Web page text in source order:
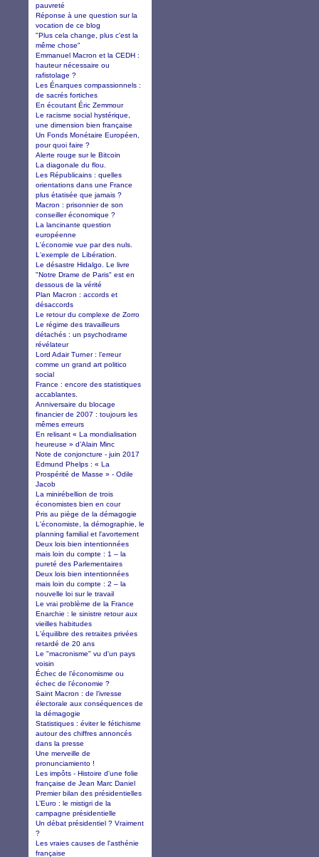
pauvreté
Réponse à une question sur la
vocation de ce blog
"Plus cela change, plus c'est la
même chose"
Emmanuel Macron et la CEDH :
hauteur nécessaire ou
rafistolage ?
Les Énarques compassionnels :
de sacrés fortiches
En écoutant Éric Zemmour
Le racisme social hystérique,
une dimension bien française
Un Fonds Monétaire Européen,
pour quoi faire ?
Alerte rouge sur le Bitcoin
La diagonale du flou.
Les Républicains : quelles
orientations dans une France
plus étatisée que jamais ?
Macron : prisonnier de son
conseiller économique ?
La lancinante question
européenne
L'économie vue par des nuls.
L'exemple de Libération.
Le désastre Hidalgo. Le livre
"Notre Drame de Paris" est en
dessous de la vérité
Plan Macron : accords et
désaccords
Le retour du complexe de Zorro
Le régime des travailleurs
détachés : un psychodrame
révélateur
Lord Adair Turner : l’erreur
comme un grand art politico
social
France : encore des statistiques
accablantes.
Anniversaire du blocage
financier de 2007 : toujours les
mêmes erreurs
En relisant « La mondialisation
heureuse » d’Alain Minc
Note de conjoncture - juin 2017
Edmund Phelps : « La
Prospérité de Masse » - Odile
Jacob
La minirébellion de trois
économistes bien en cour
Pris au piège de la démagogie
L'économiste, la démographie, le
planning familial et l'avortement
Deux lois bien intentionnées
mais loin du compte : 1 – la
pureté des Parlementaires
Deux lois bien intentionnées
mais loin du compte : 2 – la
nouvelle loi sur le travail
Le vrai problème de la France
Enarchie : le sinistre retour aux
vieilles habitudes
L'équilibre des retraites privées
retardé de 20 ans
Le "macronisme" vu d'un pays
voisin
Échec de l’économisme ou
échec de l’économie ?
Saint Macron : de l’ivresse
électorale aux conséquences de
la démagogie
Statistiques : éviter le fétichisme
autour des chiffres annoncés
dans la presse
Une merveille de
pronunciamiento !
Les impôts - Histoire d'une folie
française de Jean Marc Daniel
Premier bilan des présidentielles
L’Euro : le mistigri de la
campagne présidentielle
Un débat présidentiel ? Vraiment
?
Les vraies causes de l'asthénie
française